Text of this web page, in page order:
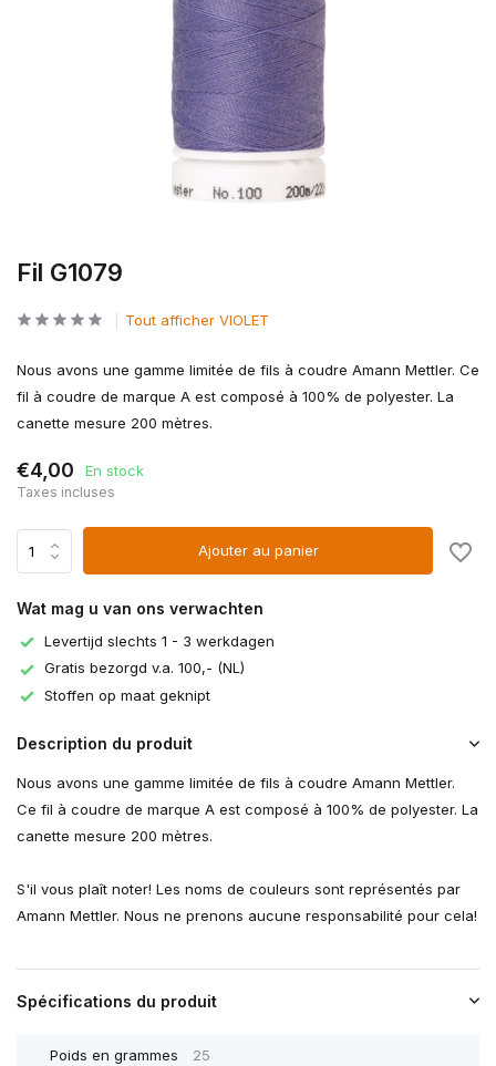
Fil G1079
Tout afficher VIOLET
Nous avons une gamme limitée de fils à coudre Amann Mettler. Ce
fil à coudre de marque A est composé à 100% de polyester. La
canette mesure 200 mètres.
€4,00 En stock
Taxes incluses
Ajouter au panier
Wat mag u van ons verwachten
Levertijd slechts 1 - 3 werkdagen
Gratis bezorgd v.a. 100,- (NL)
Stoffen op maat geknipt
Description du produit
Nous avons une gamme limitée de fils à coudre Amann Mettler.
Ce fil à coudre de marque A est composé à 100% de polyester. La
canette mesure 200 mètres.
S'il vous plaît noter! Les noms de couleurs sont représentés par
Amann Mettler. Nous ne prenons aucune responsabilité pour cela!
Spécifications du produit
Poids en grammes 25